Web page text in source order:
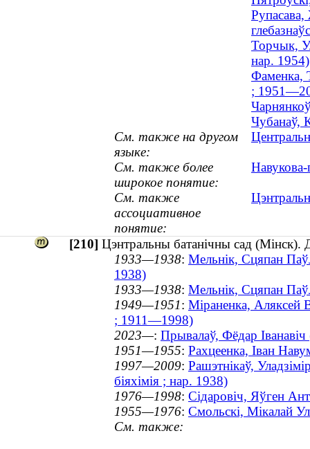
Рупасава,
Торчык,
нар. 1954)
Фаменка,
;
Чубанаў,
См. также на другом
языке:
См. также более
широкое понятие:
См. также
ассоциативное
понятие:
[210] Цэнтральны батанічны сад (Мінск).
1933—1938: Мельнік, Сцяпан
1938)
1933—1938: Мельнік, Сцяпан
1949—1951: Міраненка, Аляксей
; 1911—1998)
2023—: Прывалаў, Фёдар Іванавіч
1951—1955: Рахцеенка, Іван
1997—2009: Рашэтнікаў,
біяхімія ; нар. 1938)
1976—1998: Сідаровіч, Яўген
1955—1976: Смольскі, Мікалай
См. также: